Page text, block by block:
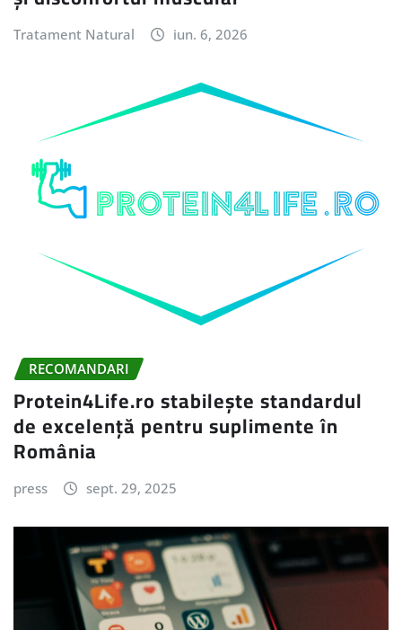
Tratament Natural iun. 6, 2026
RECOMANDARI
Protein4Life.ro stabilește standardul
de excelență pentru suplimente în
România
press sept. 29, 2025